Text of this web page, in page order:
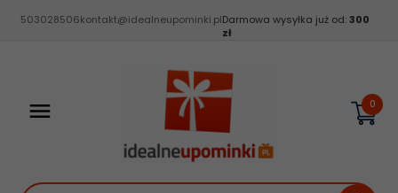
503028506kontakt@idealneupominki.plDarmowa wysyłka już od: 300
zł
0